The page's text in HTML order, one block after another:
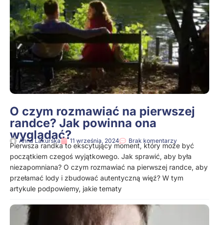
O czym rozmawiać na pierwszej
randce? Jak powinna ona
wyglądać?
Anna Lakurska 11 września, 2024 Brak komentarzy
Pierwsza randka to ekscytujący moment, który może być
początkiem czegoś wyjątkowego. Jak sprawić, aby była
niezapomniana? O czym rozmawiać na pierwszej randce, aby
przełamać lody i zbudować autentyczną więź? W tym
artykule podpowiemy, jakie tematy